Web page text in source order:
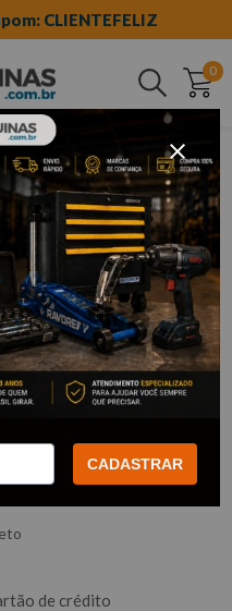
CLIENTEFELIZ
0
Buscar
especiais
Superior do
de crédito
CADASTRAR